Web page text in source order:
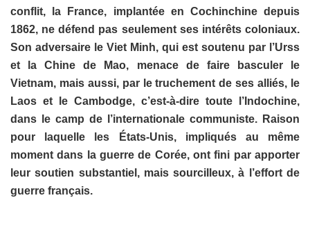
conflit, la France, implantée en Cochinchine depuis
1862, ne défend pas seulement ses intérêts coloniaux.
Son adversaire le Viet Minh, qui est soutenu par l’Urss
et la Chine de Mao, menace de faire basculer le
Vietnam, mais aussi, par le truchement de ses alliés, le
Laos et le Cambodge, c’est-à-dire toute l’Indochine,
dans le camp de l’internationale communiste. Raison
pour laquelle les États-Unis, impliqués au même
moment dans la guerre de Corée, ont fini par apporter
leur soutien substantiel, mais sourcilleux, à l’effort de
guerre français.